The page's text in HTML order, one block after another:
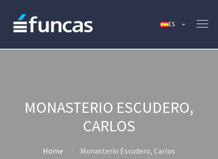
MONASTERIO ESCUDERO,
CARLOS
Home Monasterio Escudero, Carlos